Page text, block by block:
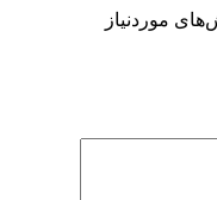
موردنیاز